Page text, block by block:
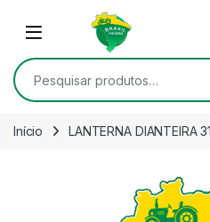
Skip to navigation
Open
Pesquisar por:
Início LANTERNA DIANTEIRA